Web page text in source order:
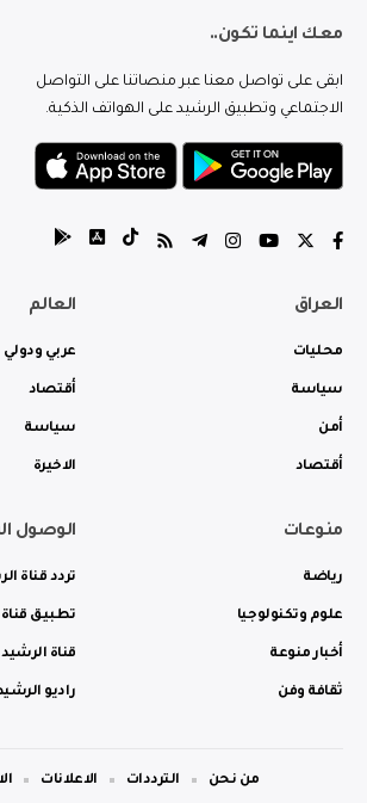
معك اينما تكون..
ابقى على تواصل معنا عبر منصاتنا على التواصل
الاجتماعي وتطبيق الرشيد على الهواتف الذكية.
العراق
محليات
سياسة
أمن
أقتصاد
العالم
عربي ودولي
أقتصاد
سياسة
الاخيرة
منوعات
رياضة
علوم وتكنولوجيا
أخبار منوعة
ثقافة وفن
الوصول
تردد قناة
تطبيق
قناة
راديو
من نحن الترددات الاعلانات